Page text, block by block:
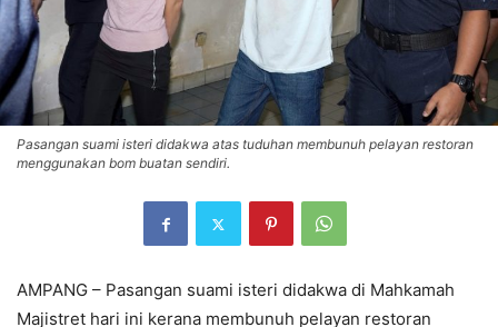
Pasangan suami isteri didakwa atas tuduhan membunuh pelayan restoran
menggunakan bom buatan sendiri.
AMPANG – Pasangan suami isteri didakwa di Mahkamah
Majistret hari ini kerana membunuh pelayan restoran